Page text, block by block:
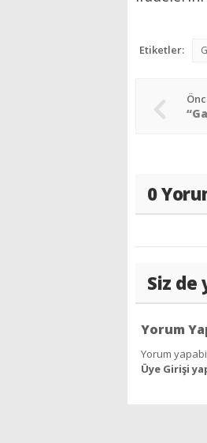
Etiketler:
0
Siz de
Yorum
Yorum
Üye Girişi